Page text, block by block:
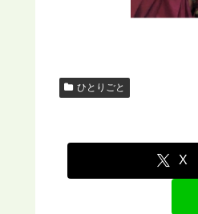
ひとりごと
X